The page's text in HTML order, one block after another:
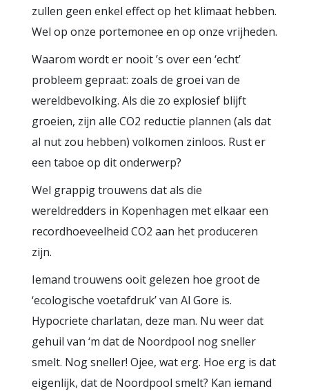
zullen geen enkel effect op het klimaat hebben.
Wel op onze portemonee en op onze vrijheden.
Waarom wordt er nooit ’s over een ‘echt’
probleem gepraat: zoals de groei van de
wereldbevolking. Als die zo explosief blijft
groeien, zijn alle CO2 reductie plannen (als dat
al nut zou hebben) volkomen zinloos. Rust er
een taboe op dit onderwerp?
Wel grappig trouwens dat als die
wereldredders in Kopenhagen met elkaar een
recordhoeveelheid CO2 aan het produceren
zijn.
Iemand trouwens ooit gelezen hoe groot de
‘ecologische voetafdruk’ van Al Gore is.
Hypocriete charlatan, deze man. Nu weer dat
gehuil van ‘m dat de Noordpool nog sneller
smelt. Nog sneller! Ojee, wat erg. Hoe erg is dat
eigenlijk, dat de Noordpool smelt? Kan iemand